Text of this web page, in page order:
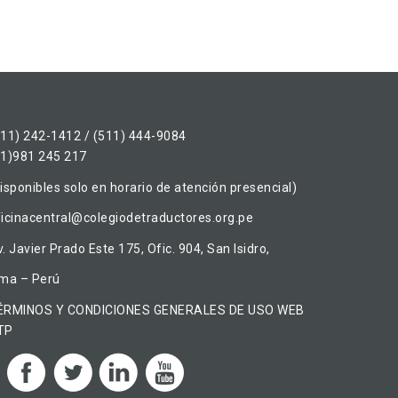
242-1412 / (511) 444-9084
245 217
solo en horario de atención presencial)
Javier Prado Este 175, Ofic. 904, San Isidro,
– Perú
Y CONDICIONES GENERALES DE USO WEB